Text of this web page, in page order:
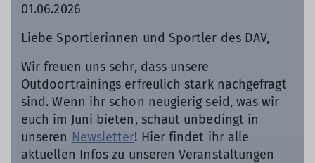
01.06.2026
Liebe Sportlerinnen und Sportler des DAV,
Wir freuen uns sehr, dass unsere
Outdoortrainings erfreulich stark nachgefragt
sind. Wenn ihr schon neugierig seid, was wir
euch im Juni bieten, schaut unbedingt in
unseren Newsletter! Hier findet ihr alle
aktuellen Infos zu unseren Veranstaltungen